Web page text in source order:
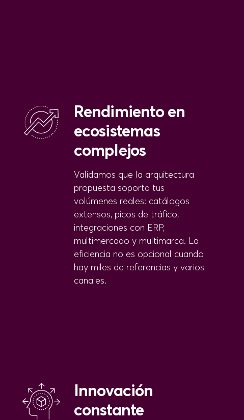
Rendimiento en
ecosistemas
complejos
Validamos que la arquitectura
propuesta soporta tus
volúmenes reales: catálogos
extensos, picos de tráfico,
integraciones con ERP,
multimercado y multimarca. La
eficiencia no es opcional cuando
hay miles de referencias y varios
canales.
Innovación
constante